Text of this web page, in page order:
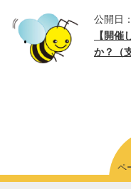
公開日
【開
か？（
ペ